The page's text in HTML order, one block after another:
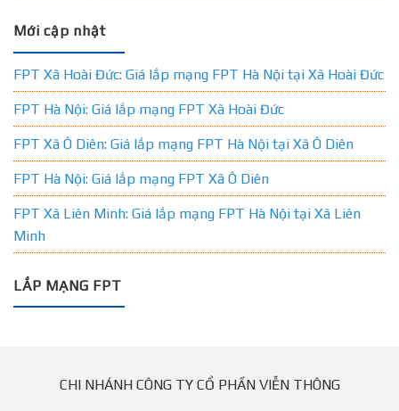
Mới cập nhật
FPT Xã Hoài Đức: Giá lắp mạng FPT Hà Nội tại Xã Hoài Đức
FPT Hà Nội: Giá lắp mạng FPT Xã Hoài Đức
FPT Xã Ô Diên: Giá lắp mạng FPT Hà Nội tại Xã Ô Diên
FPT Hà Nội: Giá lắp mạng FPT Xã Ô Diên
FPT Xã Liên Minh: Giá lắp mạng FPT Hà Nội tại Xã Liên
Minh
LẮP MẠNG FPT
CHI NHÁNH CÔNG TY CỔ PHẦN VIỄN THÔNG